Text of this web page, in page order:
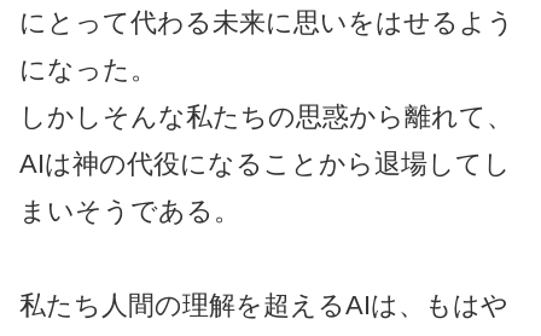
にとって代わる未来に思いをはせるよう
になった。
しかしそんな私たちの思惑から離れて、
AIは神の代役になることから退場してし
まいそうである。
私たち人間の理解を超えるAIは、もはや